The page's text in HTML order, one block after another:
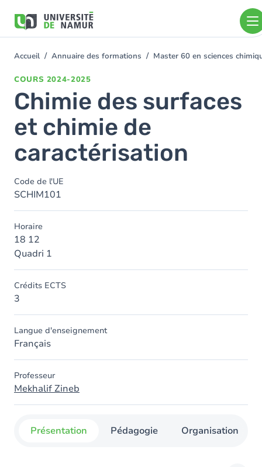
contenu
You
Accueil Annuaire des formations Master 60 en sciences
COURS 2024-2025
Chimie des surfaces
et chimie de
caractérisation
Code de l'UE
SCHIM101
Horaire
18 12
Quadri 1
Crédits ECTS
3
Langue d'enseignement
Français
Professeur
Mekhalif Zineb
Présentation Pédagogie Organisation